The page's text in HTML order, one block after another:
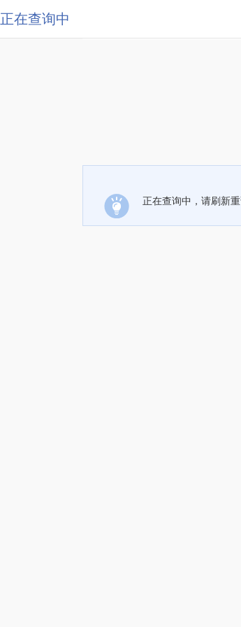
正在查询中
正在查询中，请刷新